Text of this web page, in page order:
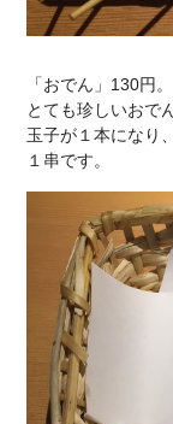
「おでん」130円。
とても珍しいおで
玉子が１本になり
１串です。